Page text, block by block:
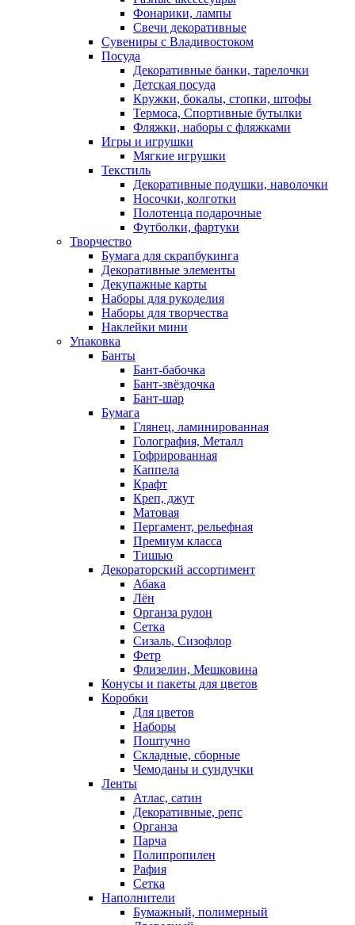
Фонарики, лампы
Свечи декоративные
Сувениры с Владивостоком
Посуда
Декоративные банки, тарелочки
Детская посуда
Кружки, бокалы, стопки, штофы
Термоса, Спортивные бутылки
Фляжки, наборы с фляжками
Игры и игрушки
Мягкие игрушки
Текстиль
Декоративные подушки, наволочки
Носочки, колготки
Полотенца подарочные
Футболки, фартуки
Творчество
Бумага для скрапбукинга
Декоративные элементы
Декупажные карты
Наборы для рукоделия
Наборы для творчества
Наклейки мини
Упаковка
Банты
Бант-бабочка
Бант-звёздочка
Бант-шар
Бумага
Глянец, ламинированная
Голография, Металл
Гофрированная
Каппела
Крафт
Креп, джут
Матовая
Пергамент, рельефная
Премиум класса
Тишью
Декораторский ассортимент
Абака
Лён
Органза рулон
Сетка
Сизаль, Сизофлор
Фетр
Флизелин, Мешковина
Конусы и пакеты для цветов
Коробки
Для цветов
Наборы
Поштучно
Складные, сборные
Чемоданы и сундучки
Ленты
Атлас, сатин
Декоративные, репс
Органза
Парча
Полипропилен
Рафия
Сетка
Наполнители
Бумажный, полимерный